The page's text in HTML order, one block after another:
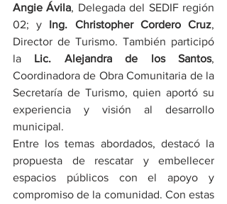
Angie Ávila, Delegada del SEDIF región
02; y Ing. Christopher Cordero Cruz,
Director de Turismo. También participó
la Lic. Alejandra de los Santos,
Coordinadora de Obra Comunitaria de la
Secretaría de Turismo, quien aportó su
experiencia y visión al desarrollo
municipal.
Entre los temas abordados, destacó la
propuesta de rescatar y embellecer
espacios públicos con el apoyo y
compromiso de la comunidad. Con estas